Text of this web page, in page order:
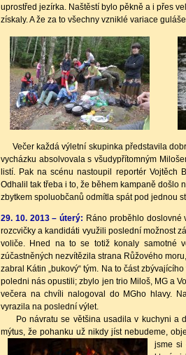
uprostřed jezírka. Naštěstí bylo pěkně a i přes
získaly. A že za to všechny vzniklé variace
Večer každá výletní skupinka představila
vycházku absolvovala s všudypřítomným
listí. Pak na scénu nastoupil reportér Vojtěch
Odhalil tak třeba i to, že během kampaně došlo
zbytkem spoluobčanů odmítla spát pod jednou
29. 10. 2013 – úterý: Ráno proběhlo doslovné
rozcvičky a kandidáti využili poslední možnost
voliče. Hned na to se totiž konaly samotné
zúčastněných nezvítězila strana Růžového
zabral Kátin „bukový“ tým. Na to část
poledni nás opustili; zbylo jen trio Miloš, MG a
večera na chvíli nalogoval do MGho hlavy.
vyrazila na poslední výlet.
Po návratu se většina usadila v kuchyni a
mýtus, že pohanku už nikdy jíst nebudeme,
jsme si